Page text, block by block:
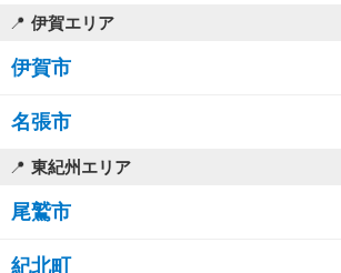
伊賀エリア
伊賀市
名張市
東紀州エリア
尾鷲市
紀北町